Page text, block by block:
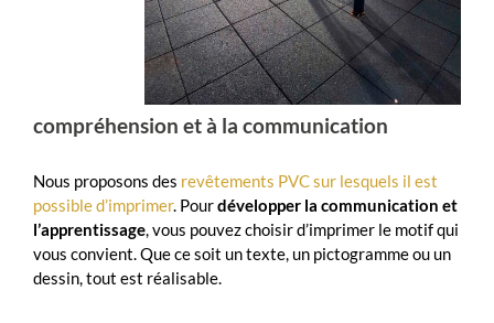
compréhension et à la communication
Nous proposons des revêtements PVC sur lesquels il est
possible d’imprimer. Pourdévelopper la communication et
l’apprentissage, vous pouvez choisir d’imprimer le motif qui
vous convient. Que ce soit un texte, un pictogramme ou un
dessin, tout est réalisable.